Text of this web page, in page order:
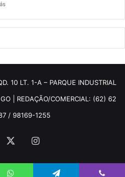
10 LT. 1-A – PARQUE INDUSTRIAL
| REDAÇÃO/COMERCIAL: (62) 62
/ 98169-1255
Instagram